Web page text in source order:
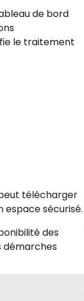
de bord
le traitement
télécharger
espace sécurisé.
des
démarches